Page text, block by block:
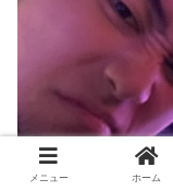
メニュー ホーム